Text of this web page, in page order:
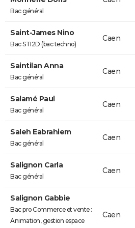
Bac général
Saint-James Nino
Bac STI2D (bac techno)
Caen
Saintilan Anna
Bac général
Caen
Salamé Paul
Bac général
Caen
Saleh Eabrahiem
Bac général
Caen
Salignon Carla
Bac général
Caen
Salignon Gabbie
Bac pro Commerce et vente :
Animation, gestion espace
Caen